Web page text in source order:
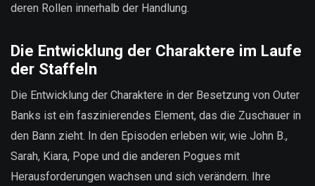
deren Rollen innerhalb der Handlung.
Die Entwicklung der Charaktere im Laufe
der Staffeln
Die Entwicklung der Charaktere in der Besetzung von Outer
Banks ist ein faszinierendes Element, das die Zuschauer in
den Bann zieht. In den Episoden erleben wir, wie John B.,
Sarah, Kiara, Pope und die anderen Pogues mit
Herausforderungen wachsen und sich verändern. Ihre